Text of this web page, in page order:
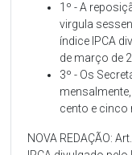
1º - A
virgula
índice IPCA
de março de
3º - Os
cento e cinco
NOVA REDAÇÃO: